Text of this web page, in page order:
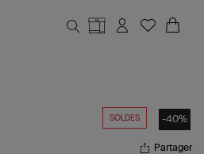
SOLDES -40%
Partager